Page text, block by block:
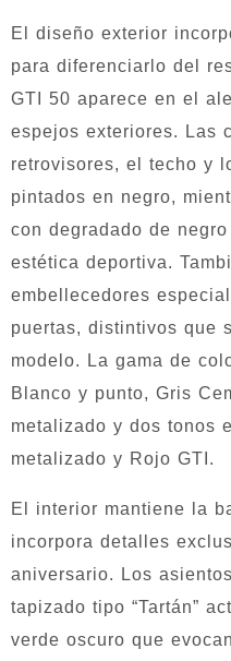
El diseño exterior
para diferenciarlo del
GTI 50 aparece en el
espejos exteriores. Las
retrovisores, el techo y
pintados en negro,
con degradado de
estética deportiva.
embellecedores
puertas, distintivos que
modelo. La gama de
Blanco y punto, Gris
metalizado y dos tonos
metalizado y Rojo GTI.
El interior mantiene la
incorpora detalles
aniversario. Los
tapizado tipo “Tartán”
verde oscuro que